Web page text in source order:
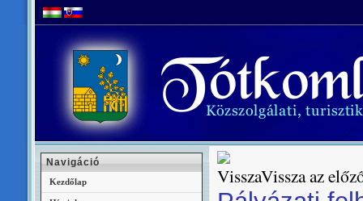
Vissza az
Navigáció
Kezdőlap